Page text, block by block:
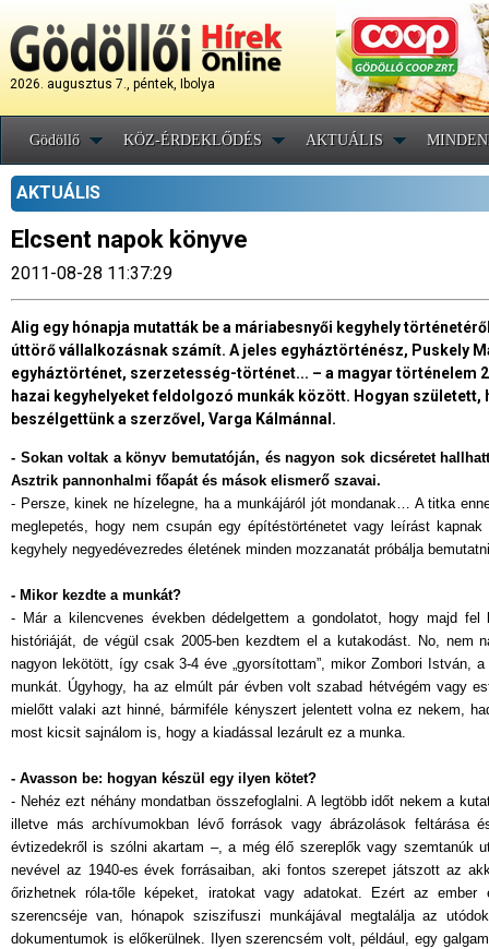
2026. augusztus 7., péntek, Ibolya
Gödöllő KÖZ-ÉRDEKLŐDÉS AKTUÁLIS
AKTUÁLIS
Elcsent napok könyve
2011-08-28 11:37:29
Alig egy hónapja mutatták be a máriabesnyői kegyhely
úttörő vállalkozásnak számít. A jeles egyháztörténész, Puskely
egyháztörténet, szerzetesség-történet... – a magyar történelem
hazai kegyhelyeket feldolgozó munkák között. Hogyan született,
beszélgettünk a szerzővel, Varga Kálmánnal.
- Sokan voltak a könyv bemutatóján, és nagyon sok dicséretet
Asztrik pannonhalmi főapát és mások elismerő szavai.
- Persze, kinek ne hízelegne, ha a munkájáról jót mondanak… A titka
meglepetés, hogy nem csupán egy építéstörténetet vagy leírást
kegyhely negyedévezredes életének minden mozzanatát próbálja
- Mikor kezdte a munkát?
- Már a kilencvenes években dédelgettem a gondolatot, hogy majd
históriáját, de végül csak 2005-ben kezdtem el a kutakodást. No, nem
nagyon lekötött, így csak 3-4 éve „gyorsítottam”, mikor Zombori István,
munkát. Úgyhogy, ha az elmúlt pár évben volt szabad hétvégém vagy
mielőtt valaki azt hinné, bármiféle kényszert jelentett volna ez nekem,
most kicsit sajnálom is, hogy a kiadással lezárult ez a munka.
- Avasson be: hogyan készül egy ilyen kötet?
- Nehéz ezt néhány mondatban összefoglalni. A legtöbb időt nekem a
illetve más archívumokban lévő források vagy ábrázolások feltárása
évtizedekről is szólni akartam –, a még élő szereplők vagy szemtanúk
nevével az 1940-es évek forrásaiban, aki fontos szerepet játszott az
őrizhetnek róla-tőle képeket, iratokat vagy adatokat. Ezért az
szerencséje van, hónapok sziszifuszi munkájával megtalálja az
dokumentumok is előkerülnek. Ilyen szerencsém volt, például, egy